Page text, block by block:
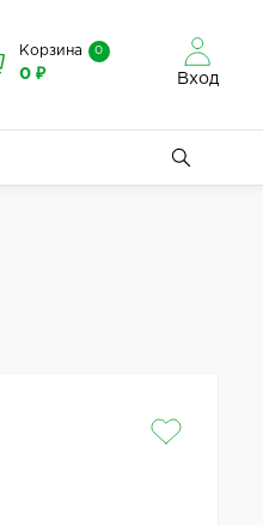
Корзина 0
0 ₽ Вход